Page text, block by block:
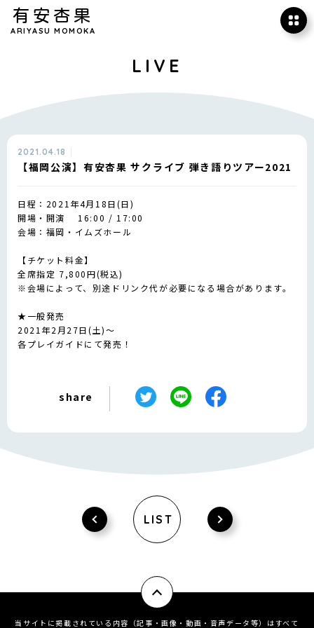
有安杏果
ARIYASU MOMOKA
LIVE
2021.04.18
【福岡公演】有安杏果 サクライブ 弾き語りツアー2021
日程：2021年4月18日(日)
開場・開演 16:00 / 17:00
会場：福岡・イムズホール
【チケット料金】
全席指定 7,800円(税込)
※会場によって、別途ドリンク代が必要になる場合があります。
★一般発売
2021年2月27日(土)～
各プレイガイドにて発売！
share
LIST
当サイトに掲載されている内容（記事・画像・動画・音声データ等）はすべて